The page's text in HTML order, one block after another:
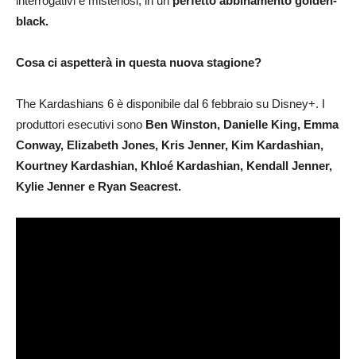
black.
Cosa ci aspetterà in questa nuova stagione?
The Kardashians 6 è disponibile dal 6 febbraio su Disney+. I
produttori esecutivi sono Ben Winston, Danielle King, Emma
Conway, Elizabeth Jones, Kris Jenner, Kim Kardashian,
Kourtney Kardashian, Khloé Kardashian, Kendall Jenner,
Kylie Jenner e Ryan Seacrest.